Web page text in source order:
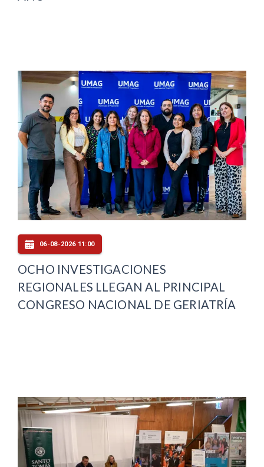
06-08-2026 11:00
OCHO INVESTIGACIONES
REGIONALES LLEGAN AL PRINCIPAL
CONGRESO NACIONAL DE GERIATRÍA